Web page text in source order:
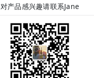
对产品感兴趣请联系Jane